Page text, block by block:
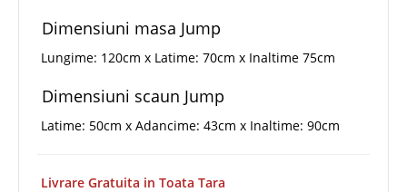
Dimensiuni masa Jump
Lungime: 120cm x Latime: 70cm x Inaltime 75cm
Dimensiuni scaun Jump
Latime: 50cm x Adancime: 43cm x Inaltime: 90cm
Livrare Gratuita in Toata Tara